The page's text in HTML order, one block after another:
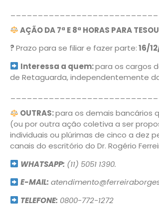
AÇÃO DA 7ª E 8ª HORAS PARA
?Prazo para se filiar e fazer parte:16/
Interessa a quem:para os cargos
de Retaguarda, independentemente
OUTRAS:para os demais bancários
(ou por outra ação coletiva a ser
individuais ou plúrimas de cinco a dez
canais do escritório do Dr. Rogério
WHATSAPP: (11) 5051 1390.
E-MAIL:
TELEFONE: 0800-772-1272